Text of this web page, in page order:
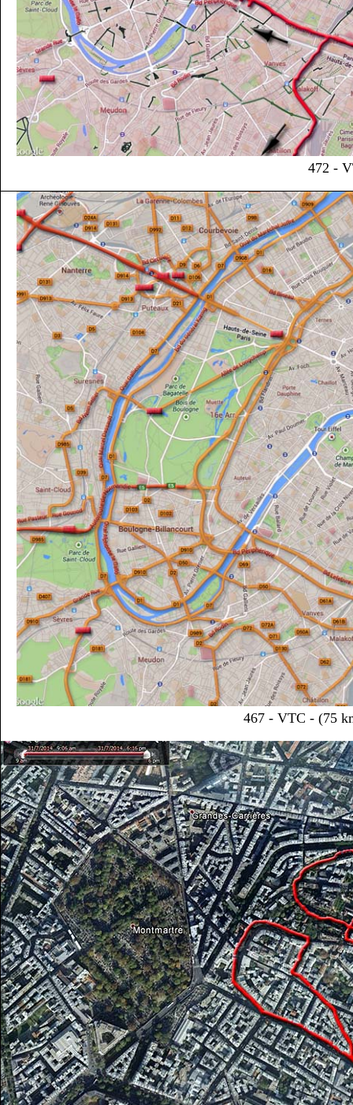
472 -
467 - VTC - (75